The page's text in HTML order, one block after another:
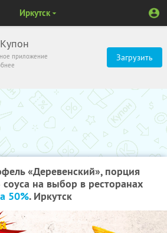
приложение
Загрузить
Иркутск
«Деревенский», порция
на выбор в ресторанах
50%. Иркутск